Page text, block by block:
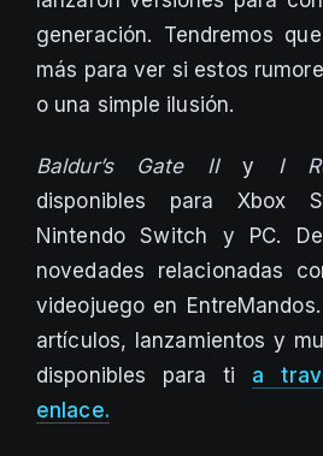
generación. Tendremos
más para ver si estos
o una simple ilusión.
Baldur’s Gate IIy I
disponibles para Xbox
Nintendo Switch y PC.
novedades relacionadas
videojuego en
artículos, lanzamientos y
disponibles para ti a
enlace.